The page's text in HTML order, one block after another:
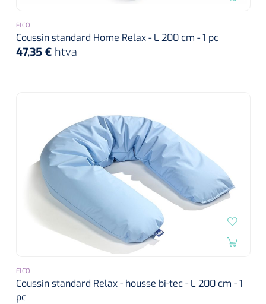
FICO
Coussin standard Home Relax - L 200 cm - 1 pc
47,35 € htva
FICO
Coussin standard Relax - housse bi-tec - L 200 cm - 1
pc